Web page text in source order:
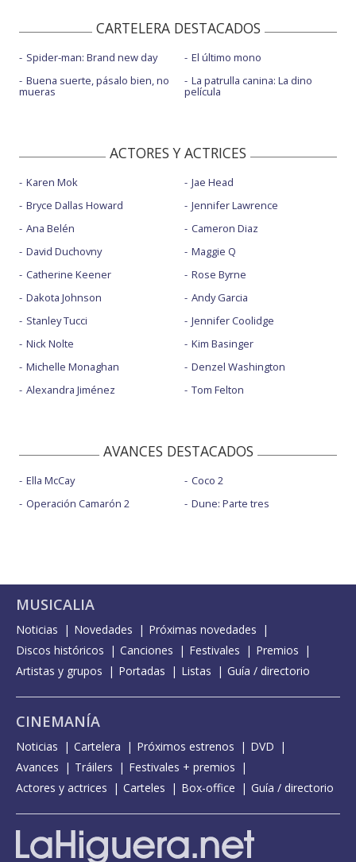
CARTELERA DESTACADOS
Spider-man: Brand new day
Buena suerte, pásalo bien, no
mueras
El último mono
La patrulla canina: La dino
película
ACTORES Y ACTRICES
Karen Mok
Bryce Dallas Howard
Ana Belén
David Duchovny
Catherine Keener
Dakota Johnson
Stanley Tucci
Nick Nolte
Michelle Monaghan
Alexandra Jiménez
Jae Head
Jennifer Lawrence
Cameron Diaz
Maggie Q
Rose Byrne
Andy Garcia
Jennifer Coolidge
Kim Basinger
Denzel Washington
Tom Felton
AVANCES DESTACADOS
Ella McCay
Operación Camarón 2
Coco 2
Dune: Parte tres
MUSICALIA
Noticias Novedades
Próximas novedades
Discos históricos
Canciones Festivales
Premios
Artistas y grupos
Portadas Listas Guía / directorio
CINEMANÍA
Noticias Cartelera Próximos estrenos
DVD
Avances
Tráilers
Festivales + premios
Actores y actrices
Carteles Box-office Guía / directorio